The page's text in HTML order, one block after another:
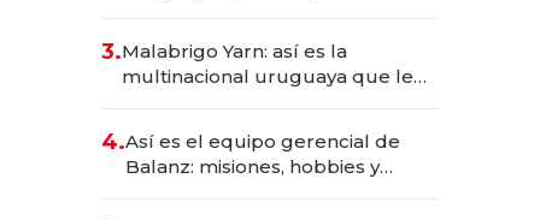
anticipación y prepara apertura
3.Malabrigo Yarn: así es la
multinacional uruguaya que le
4.Así es el equipo gerencial de
Balanz: misiones, hobbies y